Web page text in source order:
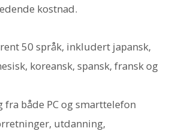
kostnad.
50 språk, inkludert japansk,
koreansk, spansk, fransk og
både PC og smarttelefon
utdanning,